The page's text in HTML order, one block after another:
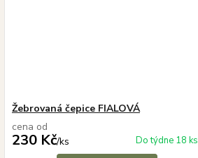
Žebrovaná čepice FIALOVÁ
cena od
230 Kč/ks Do týdne 18 ks